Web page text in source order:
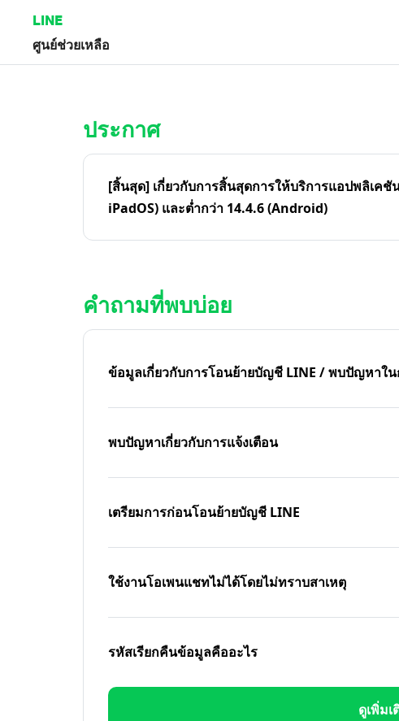
LINE
ศูนย์ช่วยเหลือ
ประกาศ
[สิ้นสุด] เกี่ยวกับการสิ้นสุดการให้บริการแอปพลิเคชั
iPadOS) และต่ำกว่า 14.4.6 (Android)
คำถามที่พบบ่อย
ข้อมูลเกี่ยวกับการโอนย้ายบัญชี LINE / พบปัญหาใ
พบปัญหาเกี่ยวกับการแจ้งเตือน
เตรียมการก่อนโอนย้ายบัญชี LINE
ใช้งานโอเพนแชทไม่ได้โดยไม่ทราบสาเหตุ
รหัสเรียกคืนข้อมูลคืออะไร
ดูเพิ่มเ